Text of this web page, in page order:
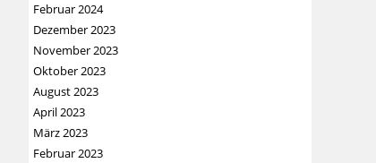
Februar 2024
Dezember 2023
November 2023
Oktober 2023
August 2023
April 2023
März 2023
Februar 2023